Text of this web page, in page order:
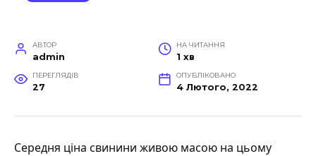
АВТОР
admin
НА ЧИТАННЯ
1 хв
ПЕРЕГЛЯДІВ
27
ОПУБЛІКОВАНО
4 Лютого, 2022
Середня ціна свинини живою масою на цьому